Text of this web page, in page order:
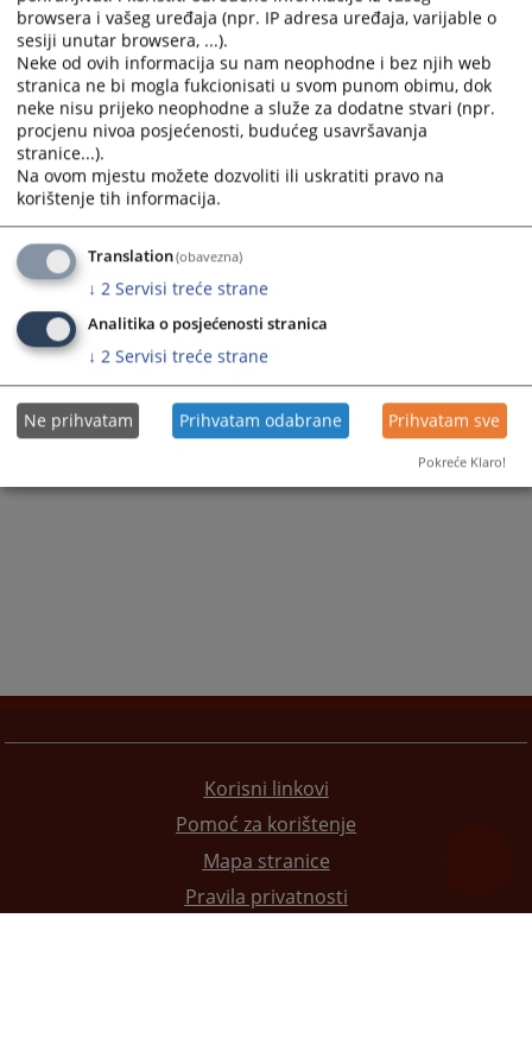
Prateći dokumenti
Narativni izvještaj o radu suda za 2025
145 PREGLEDA
Korisni linkovi
Pomoć za korištenje
Mapa stranice
Pravila privatnosti
browsera i vašeg uređaja (npr. IP adresa uređaja, varijable o
sesiji unutar browsera, ...).
Neke od ovih informacija su nam neophodne i bez njih web
stranica ne bi mogla fukcionisati u svom punom obimu, dok
neke nisu prijeko neophodne a služe za dodatne stvari (npr.
procjenu nivoa posjećenosti, budućeg usavršavanja
stranice...).
Na ovom mjestu možete dozvoliti ili uskratiti pravo na
korištenje tih informacija.
Translation(obavezna)
↓ 2 Servisi treće strane
Analitika o posjećenosti stranica
↓ 2 Servisi treće strane
Ne prihvatam Prihvatam odabrane Prihvatam sve
Pokreće Klaro!